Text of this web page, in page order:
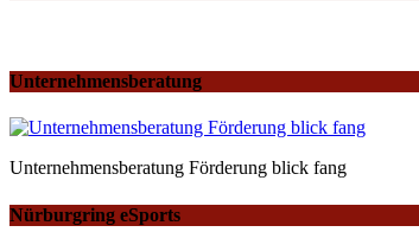
Unternehmensberatung
Unternehmensberatung Förderung blick fang
Nürburgring eSports